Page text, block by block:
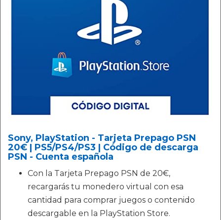
Sony, PlayStation - Tarjeta Prepago PSN
20€ | PS5/PS4/PS3 | Código de descarga
PSN - Cuenta española
Con la Tarjeta Prepago PSN de 20€,
recargarás tu monedero virtual con esa
cantidad para comprar juegos o contenido
descargable en la PlayStation Store.